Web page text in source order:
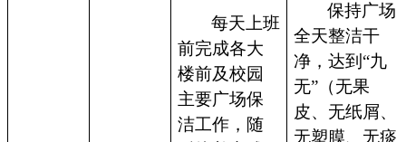
每天上班
前完成各大
楼前及校园
主要广场保
洁工作，随
保持广场
全天整洁干
净，达到“九
无”（无果
皮、无纸屑、
无塑膜、无痰